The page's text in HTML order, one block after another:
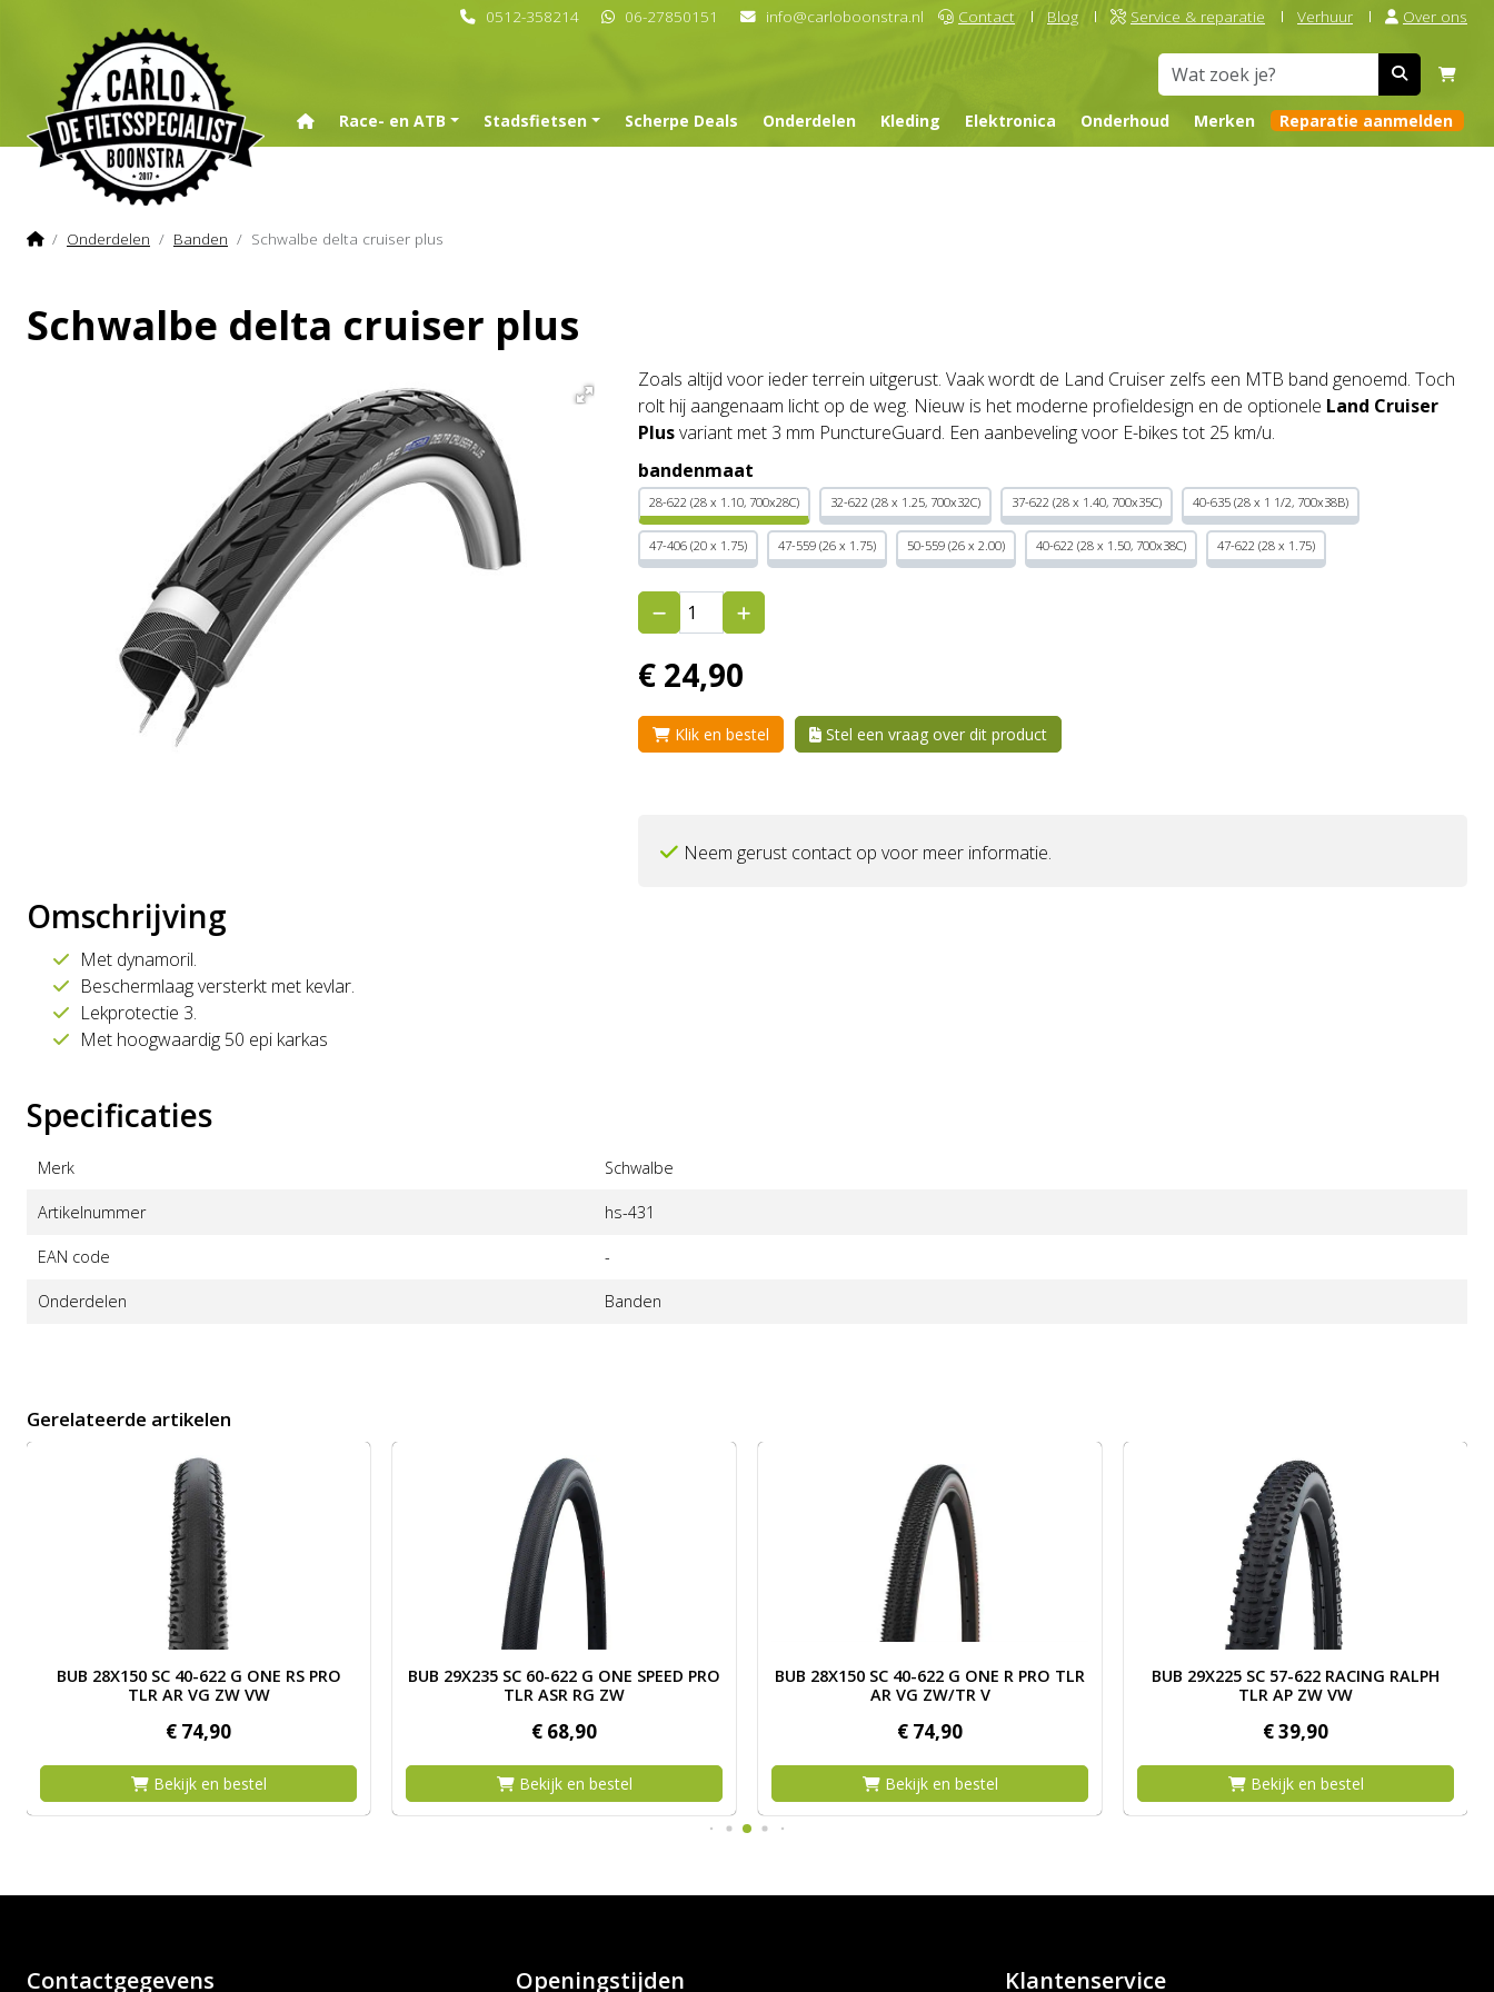
0512-358214 06-27850151 info@carloboonstra.nl Contact Blog Service & reparatie Verhuur Over ons
HomeRace- en ATB Stadsfietsen Scherpe Deals Onderdelen Kleding Elektronica Onderhoud Merken Reparatie aanmelden
HomeOnderdelen Banden Schwalbe delta cruiser plus
Schwalbe delta cruiser plus
Zoals altijd voor ieder terrein uitgerust. Vaak wordt de Land Cruiser zelfs een MTB band genoemd. Toch
rolt hij aangenaam licht op de weg. Nieuw is het moderne profieldesign en de optionele Land Cruiser
Plusvariant met 3 mm PunctureGuard. Een aanbeveling voor E-bikes tot 25 km/u.
bandenmaat
28-622 (28 x 1.10, 700x28C) 32-622 (28 x 1.25, 700x32C) 37-622 (28 x 1.40, 700x35C) 40-635 (28 x 1 1/2, 700x38B)
47-406 (20 x 1.75) 47-559 (26 x 1.75) 50-559 (26 x 2.00) 40-622 (28 x 1.50, 700x38C) 47-622 (28 x 1.75)
€ 24,90
Klik en bestel Stel een vraag over dit product
Neem gerust contact op voor meer informatie.
Omschrijving
Met dynamoril.
Beschermlaag versterkt met kevlar.
Lekprotectie 3.
Met hoogwaardig 50 epi karkas
Specificaties
Merk Schwalbe
Artikelnummer hs-431
EAN code -
Onderdelen Banden
Gerelateerde artikelen
BUB 28X150 SC 40-622 G ONE RS PRO
TLR AR VG ZW VW
€ 74,90
Bekijk en bestel
BUB 29X235 SC 60-622 G ONE SPEED PRO
TLR ASR RG ZW
€ 68,90
Bekijk en bestel
BUB 28X150 SC 40-622 G ONE R PRO TLR
AR VG ZW/TR V
€ 74,90
Bekijk en bestel
BUB 29X225 SC 57-622 RACING RALPH
TLR AP ZW VW
€39,90
Bekijk en bestel
Contactgegevens Openingstijden Klantenservice